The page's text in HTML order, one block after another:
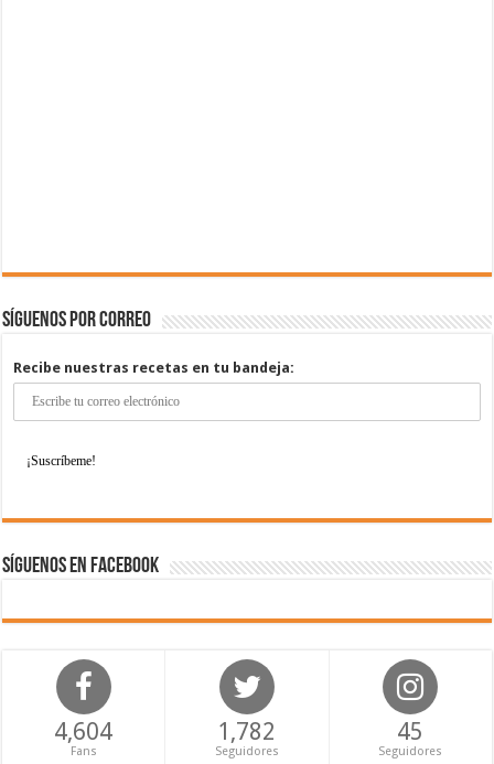
Síguenos por correo
Recibe nuestras recetas en tu bandeja:
Síguenos en Facebook
4,604
Fans
1,782
Seguidores
45
Seguidores